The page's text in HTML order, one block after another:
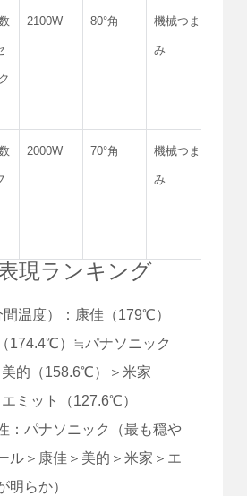
2100W 80°角 機械つま
み
2000W 70°角 機械つま
み
現ランキング
温度）：康佳（179℃）
174.4℃）≒パナソニック
美的（158.6℃）＞米家
ミット（127.6℃）
：パナソニック（最も穏や
ル＞康佳＞美的＞米家＞エ
明らか）